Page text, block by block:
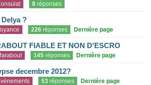
8 réponses
?
226 réponses Dernière page
FIABLE ET NON D'ESCRO
145 réponses Dernière page
decembre 2012?
53 réponses Dernière page